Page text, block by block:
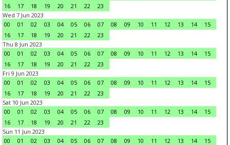
16
17 18 19 20 21 22
23
Wed 7 Jun 2023
00
01 02 03 04 05 06 07 08 09 10 11 12 13 14
15
16
17 18 19 20 21 22
23
Thu 8 Jun 2023
00
01 02 03 04 05 06 07 08 09 10 11 12 13 14
15
16
17 18 19 20 21 22
23
Fri 9 Jun 2023
00
01 02 03 04 05 06 07 08 09 10 11 12 13 14
15
16
17 18 19 20 21 22
23
Sat 10 Jun 2023
00
01 02 03 04 05 06 07 08 09 10 11 12 13 14
15
16
17 18 19 20 21 22
23
Sun 11 Jun 2023
00
01 02 03 04 05 06 07 08 09 10 11 12 13 14
15